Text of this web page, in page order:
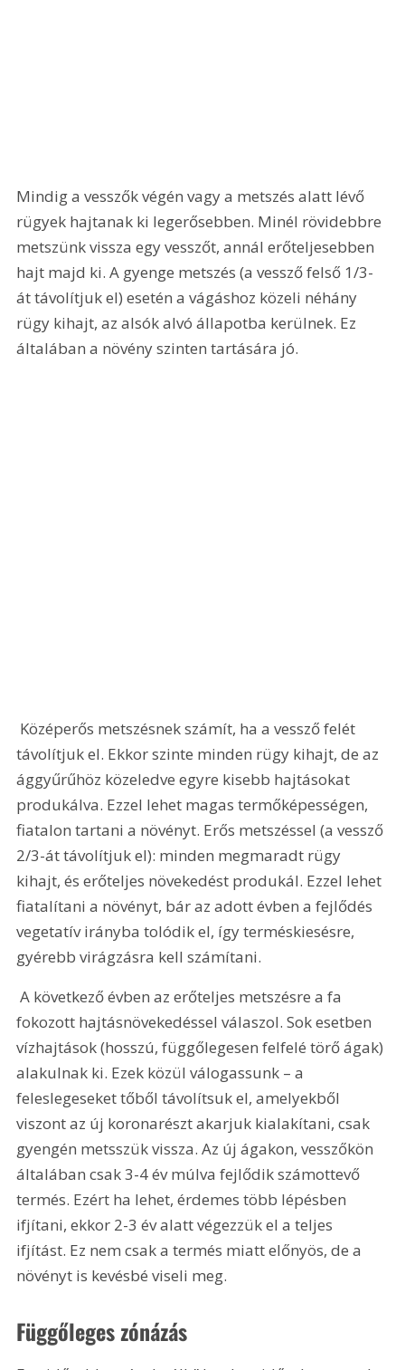
Mindig a vesszők végén vagy a metszés alatt lévő
rügyek hajtanak ki legerősebben. Minél rövidebbre
metszünk vissza egy vesszőt, annál erőteljesebben
hajt majd ki. A gyenge metszés (a vessző felső 1/3-
át távolítjuk el) esetén a vágáshoz közeli néhány
rügy kihajt, az alsók alvó állapotba kerülnek. Ez
általában a növény szinten tartására jó.
távolítjuk el. Ekkor szinte minden rügy kihajt, de az
ággyűrűhöz közeledve egyre kisebb hajtásokat
produkálva. Ezzel lehet magas termőképességen,
fiatalon tartani a növényt. Erős metszéssel (a vessző
2/3-át távolítjuk el): minden megmaradt rügy
kihajt, és erőteljes növekedést produkál. Ezzel lehet
fiatalítani a növényt, bár az adott évben a fejlődés
vegetatív irányba tolódik el, így terméskiesésre,
gyérebb virágzásra kell számítani.
A következő évben az erőteljes metszésre a fa
fokozott hajtásnövekedéssel válaszol. Sok esetben
vízhajtások (hosszú, függőlegesen felfelé törő ágak)
alakulnak ki. Ezek közül válogassunk – a
feleslegeseket tőből távolítsuk el, amelyekből
viszont az új koronarészt akarjuk kialakítani, csak
gyengén metsszük vissza. Az új ágakon, vesszőkön
általában csak 3-4 év múlva fejlődik számottevő
termés. Ezért ha lehet, érdemes több lépésben
ifjítani, ekkor 2-3 év alatt végezzük el a teljes
ifjítást. Ez nem csak a termés miatt előnyös, de a
növényt is kevésbé viseli meg.
Függőleges zónázás